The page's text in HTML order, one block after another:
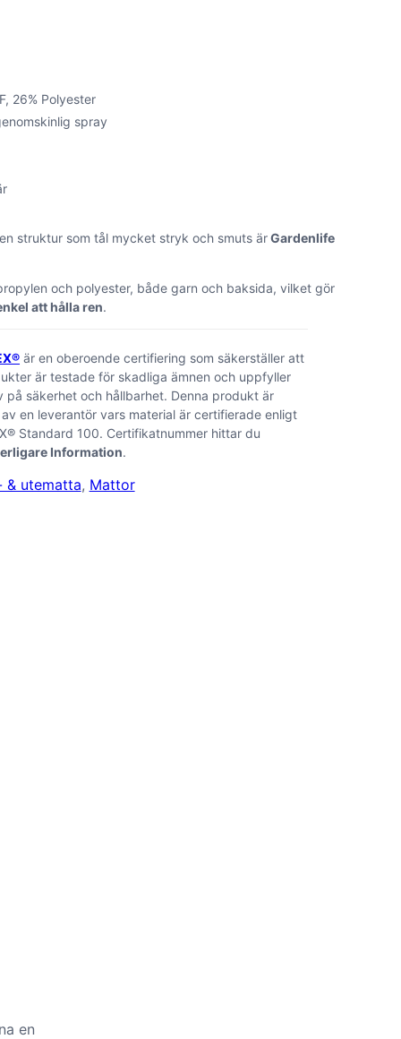
26% Polyester
spray
struktur som tål mycket stryk och smuts ärGardenlife
och polyester, både garn och baksida, vilket gör
att hålla ren.
är en oberoende certifiering som säkerställer att
är testade för skadliga ämnen och uppfyller
på säkerhet och hållbarhet. Denna produkt är
en leverantör vars material är certifierade enligt
Standard 100. Certifikatnummer hittar du
Information.
& utematta, Mattor
en